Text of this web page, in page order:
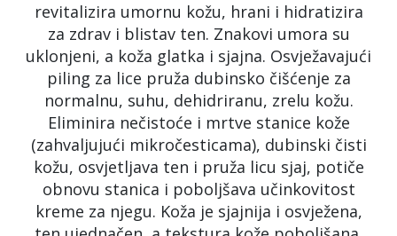
revitalizira umornu kožu, hrani i hidratizira
za zdrav i blistav ten. Znakovi umora su
uklonjeni, a koža glatka i sjajna. Osvježavajući
piling za lice pruža dubinsko čišćenje za
normalnu, suhu, dehidriranu, zrelu kožu.
Eliminira nečistoće i mrtve stanice kože
(zahvaljujući mikročesticama), dubinski čisti
kožu, osvjetljava ten i pruža licu sjaj, potiče
obnovu stanica i poboljšava učinkovitost
kreme za njegu. Koža je sjajnija i osvježena,